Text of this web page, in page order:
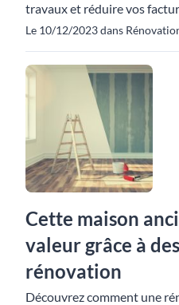
travaux et réduire vos
Le 10/12/2023 dans
Cette maison
valeur grâce à
rénovation
Découvrez comment une